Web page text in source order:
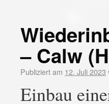
– Calw
Publiziert am 12. Juli 2023
Einbau